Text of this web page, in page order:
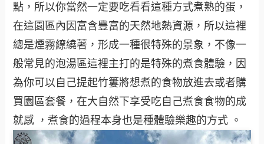
點，所以你當然一定要吃看看這種方式煮熟的蛋，
在這園區內因富含豐富的天然地熱資源，所以這裡
總是煙霧繚繞著，形成一種很特殊的景象，不像一
般常見的泡湯區這裡主打的是特殊的煮食體驗，因
為你可以自己提起竹簍將想煮的食物放進去或者購
買園區套餐，在大自然下享受吃自己煮食食物的成
就感 ，煮食的過程本身也是種體驗樂趣的方式 。